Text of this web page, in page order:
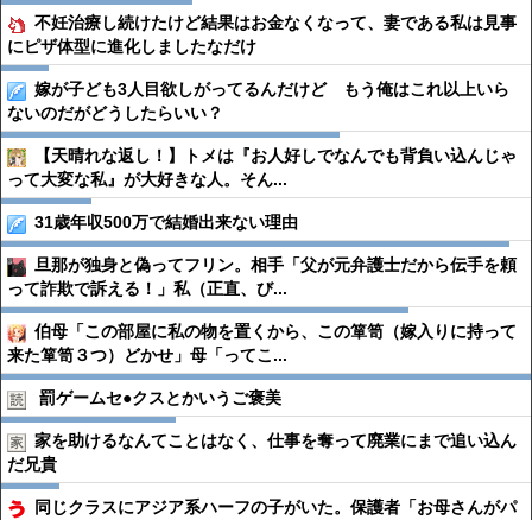
不妊治療し続けたけど結果はお金なくなって、妻である私は見事
にピザ体型に進化しましたなだけ
嫁が子ども3人目欲しがってるんだけど もう俺はこれ以上いら
ないのだがどうしたらいい？
【天晴れな返し！】トメは『お人好しでなんでも背負い込んじゃ
って大変な私』が大好きな人。そん...
31歳年収500万で結婚出来ない理由
旦那が独身と偽ってフリン。相手「父が元弁護士だから伝手を頼
って詐欺で訴える！」私（正直、び...
伯母「この部屋に私の物を置くから、この箪笥（嫁入りに持って
来た箪笥３つ）どかせ」母「ってこ...
罰ゲームセ●︎クスとかいうご褒美
家を助けるなんてことはなく、仕事を奪って廃業にまで追い込ん
だ兄貴
同じクラスにアジア系ハーフの子がいた。保護者「お母さんがパ